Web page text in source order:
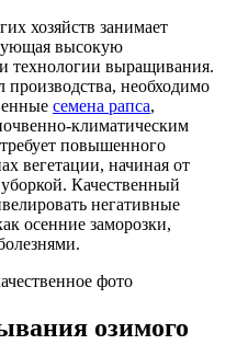
хозяйств занимает
высокую
технологии выращивания.
необходимо
семена рапса,
климатическим
повышенного
вегетации, начиная от
Качественный
негативные
осенние заморозки,
озимого